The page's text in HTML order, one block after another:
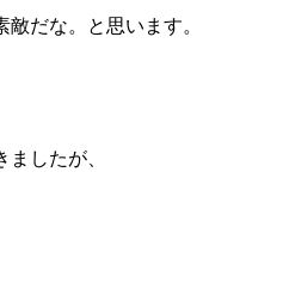
だな。と思います。
したが、